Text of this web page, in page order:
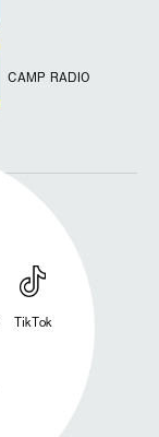
CAMP RADIO
TikTok